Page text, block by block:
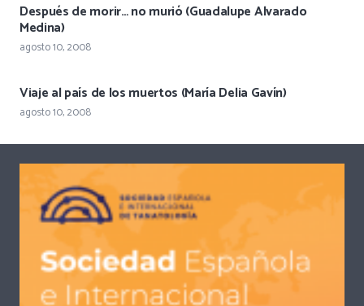
Después de morir… no murió (Guadalupe Alvarado
Medina)
agosto 10, 2008
Viaje al país de los muertos (María Delia Gavín)
agosto 10, 2008